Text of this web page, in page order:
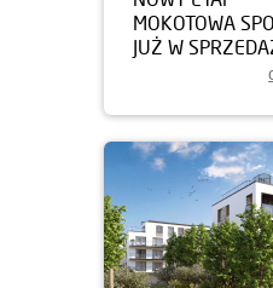
MOKOTOWA
JUŻ W